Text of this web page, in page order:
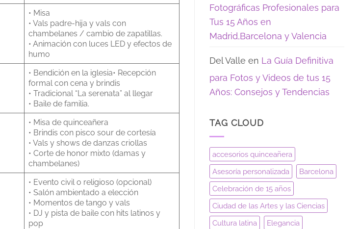
• Misa
• Vals padre-hija y vals con
chambelanes / cambio de zapatillas.
• Animación con luces LED y efectos de
humo
• Bendición en la iglesia• Recepción
formal con cena y brindis
• Tradicional “La serenata” al llegar
• Baile de familia.
• Misa de quinceañera
• Brindis con pisco sour de cortesía
• Vals y shows de danzas criollas
• Corte de honor mixto (damas y
chambelanes)
• Evento civil o religioso (opcional)
• Salón ambientado a elección
• Momentos de tango y vals
• DJ y pista de baile con hits latinos y
pop
Fotográficas Profesionales para
Tus 15 Años en
Madrid,Barcelona y Valencia
Del Valle en La Guía Definitiva
para Fotos y Videos de tus 15
Años: Consejos y Tendencias
TAG CLOUD
accesorios quinceañera
Asesoría personalizada Barcelona
Celebración de 15 años
Ciudad de las Artes y las Ciencias
Cultura latina Elegancia